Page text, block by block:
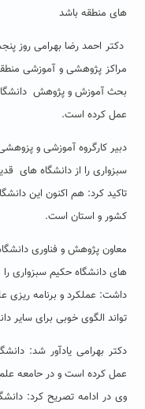
های منطقه باشد
دکتر احمد رضا بهرامی روز
بحث آموزش و پژوهش
عمل کرده است.
دبیر کارگروه آموزشی و
سبزواری را از دانشگاه های
تاکید کرد: هم اکنون این
کشور و استان است.
معاون پژوهش و فناوری
های دانشگاه حکیم سبزواری
داشت: عملکرد و برنامه
تواند الگوی خوبی برای سایر
دکتر بهرامی یادآور شد:
عمل کرده است و در حامعه
وی در ادامه تصریح کرد: